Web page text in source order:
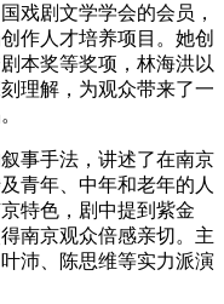
戏剧文学学会的会员，
作人才培养项目。她创
本奖等奖项，林海洪以
理解，为观众带来了一
事手法，讲述了在南京
青年、中年和老年的人
特色，剧中提到紫金
南京观众倍感亲切。主
沛、陈思维等实力派演